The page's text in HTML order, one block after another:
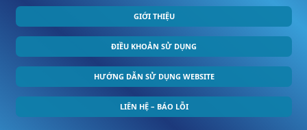
GIỚI THIỆU
ĐIỀU KHOẢN SỬ DỤNG
HƯỚNG DẪN SỬ DỤNG WEBSITE
LIÊN HỆ – BÁO LỖI